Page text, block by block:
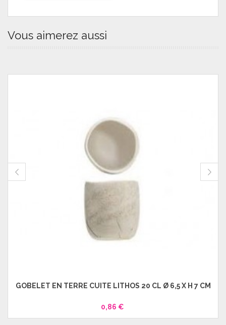
Vous aimerez aussi
GOBELET EN TERRE CUITE LITHOS 20 CL Ø 6,5 X H 7 CM
0,86 €